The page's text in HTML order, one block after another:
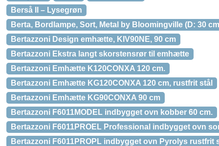
Berså II – Lysegrøn
Berta, Bordlampe, Sort, Metal by Bloomingville (D: 30
Bertazzoni Design emhætte, KIV90NE, 90 cm
Bertazzoni Ekstra langt skorstensrør til emhætte
Bertazzoni Emhætte K120CONXA 120 cm.
Bertazzoni Emhætte KG120CONXA 120 cm, rustfrit stål
Bertazzoni Emhætte KG90CONXA 90 cm
Bertazzoni F6011MODEL indbygget ovn kobber 60 cm.
Bertazzoni F6011PROEL Professional indbygget ovn
Bertazzoni F6011PROPL indbygget ovn Pyrolys rustfrit